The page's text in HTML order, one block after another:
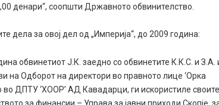
денари“, соопшти Државното обвинителство.
дела за овој дел од „Империја“, до 2009 година:
обвинетиот Ј.К. заедно со обвинетите К.К.С. и З.А.
на Одборот на директори во правното лице ‘Орка
во ДПТУ ‘ХООР’ АД Кавадарци, ги искористиле